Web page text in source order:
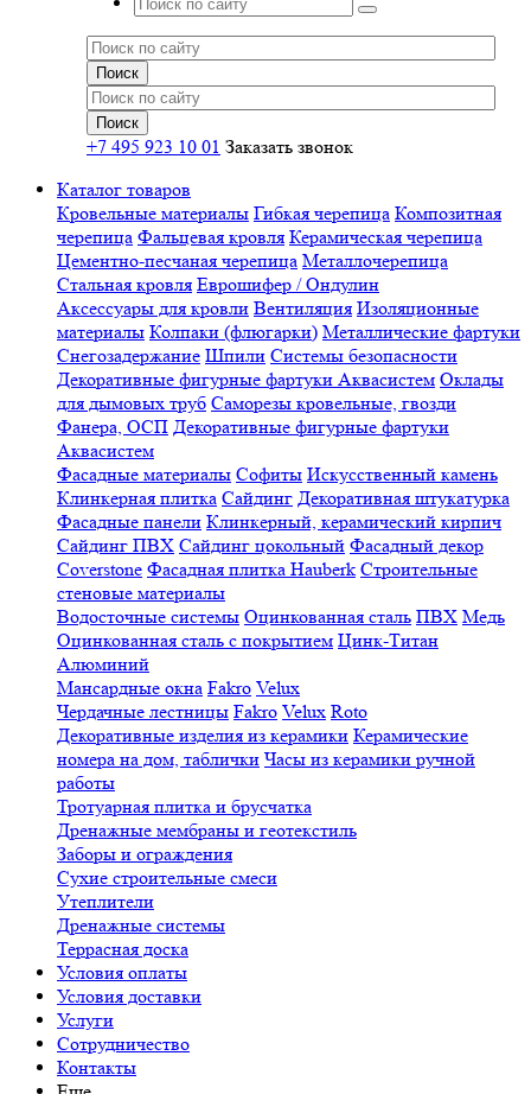
+7 495 923 10 01 Заказать звонок
Каталог товаров
Кровельные материалы Гибкая черепица Композитная
черепица Фальцевая кровля Керамическая черепица
Цементно-песчаная черепица Металлочерепица
Стальная кровля Еврошифер / Ондулин
Аксессуары для кровли Вентиляция Изоляционные
материалы Колпаки (флюгарки) Металлические фартуки
Снегозадержание Шпили Системы безопасности
Декоративные фигурные фартуки Аквасистем Оклады
для дымовых труб Саморезы кровельные, гвозди
Фанера, ОСП Декоративные фигурные фартуки
Аквасистем
Фасадные материалы Софиты Искусственный камень
Клинкерная плитка Сайдинг Декоративная штукатурка
Фасадные панели Клинкерный, керамический кирпич
Сайдинг ПВХ Сайдинг цокольный Фасадный декор
Coverstone Фасадная плитка Hauberk Строительные
стеновые материалы
Водосточные системы Оцинкованная сталь ПВХ Медь
Оцинкованная сталь с покрытием Цинк-Титан
Алюминий
Мансардные окна Fakro Velux
Чердачные лестницы Fakro Velux Roto
Декоративные изделия из керамики Керамические
номера на дом, таблички Часы из керамики ручной
работы
Тротуарная плитка и брусчатка
Дренажные мембраны и геотекстиль
Заборы и ограждения
Сухие строительные смеси
Утеплители
Дренажные системы
Террасная доска
Условия оплаты
Условия доставки
Услуги
Сотрудничество
Контакты